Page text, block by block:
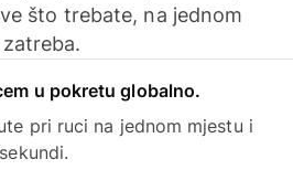
što trebate, na jednom
u pokretu globalno.
pri ruci na jednom mjestu i